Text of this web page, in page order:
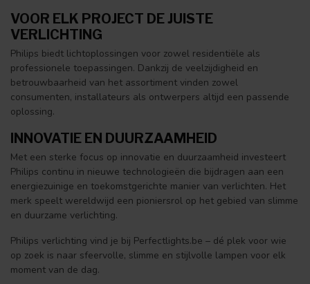
VOOR ELK PROJECT DE JUISTE
VERLICHTING
Philips biedt lichtoplossingen voor zowel residentiële als
professionele toepassingen. Dankzij de veelzijdigheid en
betrouwbaarheid van het assortiment vinden zowel
consumenten, installateurs als ontwerpers altijd een passende
oplossing.
INNOVATIE EN DUURZAAMHEID
Met een sterke focus op innovatie en duurzaamheid investeert
Philips continu in nieuwe technologieën die bijdragen aan een
energiezuinige en toekomstgerichte manier van verlichten. Het
merk speelt wereldwijd een pioniersrol op het gebied van slimme
en duurzame verlichting.
Philips verlichting vind je bij Perfectlights.be – dé plek voor wie
op zoek is naar sfeervolle, slimme en stijlvolle lampen voor elk
moment van de dag.